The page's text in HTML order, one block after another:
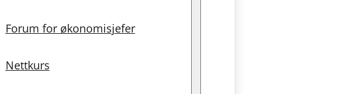
Forum for økonomisjefer
Nettkurs